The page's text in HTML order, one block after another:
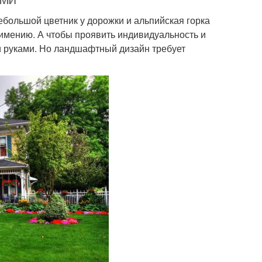
цветник у дорожки и альпийская горка
А чтобы проявить индивидуальность и
руками. Но ландшафтный дизайн требует